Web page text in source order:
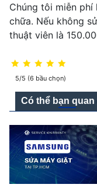
Chúng tôi miễn
chữa. Nếu không
thuật viên là
5/5 (6 bầu chọn)
Có thể bạn quan